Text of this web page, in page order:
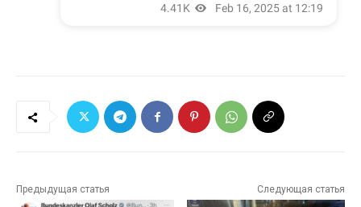
Предыдущая статья Следующая статья